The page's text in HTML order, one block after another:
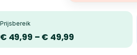
Prijsbereik
€ 49,99 – € 49,99